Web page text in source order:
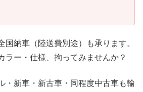
国納車（陸送費別途）も承ります。
ラー・仕様、拘ってみませんか？
・新車・新古車・同程度中古車も輸